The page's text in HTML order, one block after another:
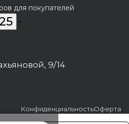
для покупателей
9/14
КонфиденциальностьОферта